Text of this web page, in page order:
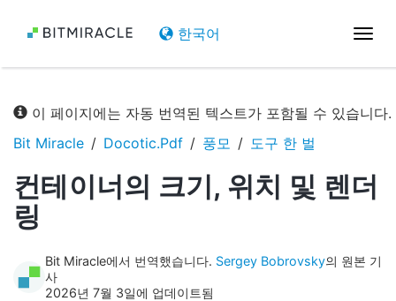
한국어
탐
이 페이지에는 자동 번역된 텍스트가 포함될 수 있습니다.
Bit Miracle
Docotic.Pdf 풍모 도구 한 벌
컨테이너의 크기, 위치 및 렌더
링
Bit Miracle에서 번역했습니다. Sergey Bobrovsky의 원본 기
사
2026년 7월 3일에 업데이트됨